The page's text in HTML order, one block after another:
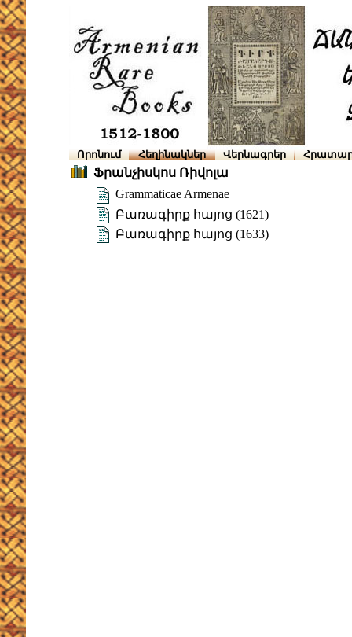
Որոնում Հեղինակներ Վերնագրեր
Ֆրանչիսկոս Ռիվոլա
Grammaticae Armenae
Բառագիրք հայոց (1621)
Բառագիրք հայոց (1633)